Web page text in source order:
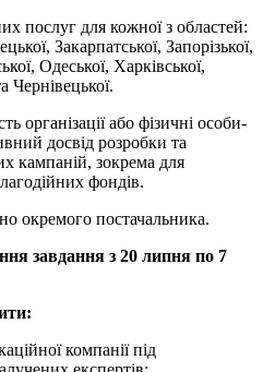
послуг для кожної з областей:
Закарпатської, Запорізької,
Одеської, Харківської,
Чернівецької.
організації або фізичні особи-
досвід розробки та
кампаній, зокрема для
фондів.
окремого постачальника.
завдання з 20 липня по 7
компанії під